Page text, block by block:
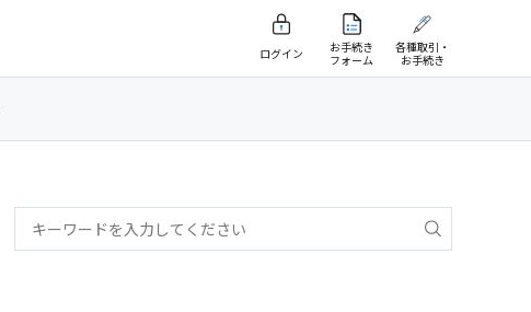
ログイン
お手続き
フォーム
各種取引・
お手続き